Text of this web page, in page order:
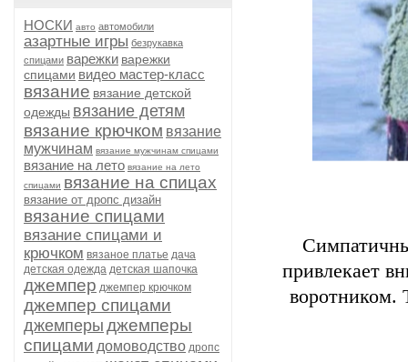
НОСКИ авто автомобили
азартные игры безрукавка
спицами варежки варежки
спицами видео мастер-класс
вязание вязание детской
одежды вязание детям
вязание крючком вязание
мужчинам вязание мужчинам спицами
вязание на лето вязание на лето
спицами вязание на спицах
вязание от дропс дизайн
вязание спицами
вязание спицами и
крючком вязаное платье дача
детская одежда детская шапочка
джемпер джемпер крючком
джемпер спицами
джемперы джемперы
спицами домоводство дропс
привлекает
воротником.